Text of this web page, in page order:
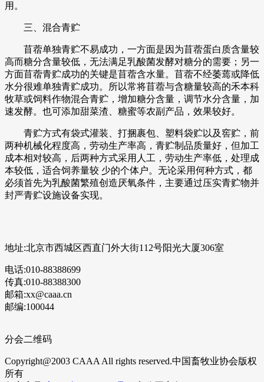
用。
三、混合青贮
苜蓿单独青贮不易成功，一方面是因为苜蓿蛋白质含量较
高而糖分含量较低，无法满足乳酸菌发酵对糖分的需要；另一
方面苜蓿青贮成功的关键是苜蓿含水量。苜蓿不经萎蔫或降低
水分很难单独青贮成功。所以常将苜蓿与含糖量较高的禾本科
牧草或饲料作物混合青贮，增加糖分含量，调节水分含量，加
速发酵。也可添加甜菜渣、糖蜜等农副产品，效果较好。
青贮方式有袋式灌装、打捆裹包、塑料袋贮以及窖贮，前
两种机械化程度高，劳动生产率高，青贮制品质量好，但加工
成本相对较高，后两种方式采用人工，劳动生产率低，处理成
本较低，适合饲养量较 少的个体户。无论采用何种方式，都
必须首先为乳酸菌繁殖创造厌氧条件，主要通过压实青贮物并
封严青贮设施设备实现。
地址:北京市西城区西直门外大街112号阳光大厦306室
电话:010-88388699
传真:010-88388300
邮箱:xx@caaa.cn
邮编:100044
分会二维码
Copyright@2003 CAAA All rights reserved.中国畜牧业协会版权
所有